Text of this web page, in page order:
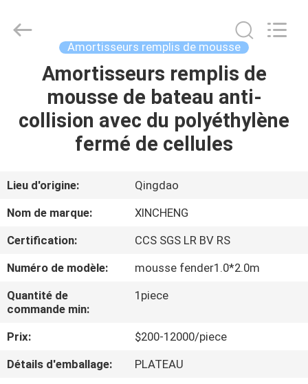
MAISON
PRODUITS
SHOW
PROPOS
DE
NOUS
VISITE
D'USINE
Products
Amortisseurs remplis de mousse
Amortisseurs remplis de
mousse de bateau anti-
collision avec du polyéthylène
fermé de cellules
Lieu d'origine:
Qingdao
Nom de marque:
XINCHENG
Certification:
CCS SGS LR BV RS
Numéro de modèle:
mousse fender1.0*2.0m
Quantité de
commande min:
1piece
Prix:
$200-12000/piece
Détails d'emballage:
PLATEAU